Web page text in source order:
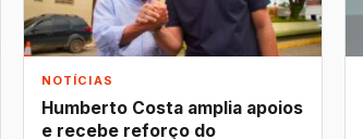
NOTÍCIAS
Humberto Costa amplia apoios
e recebe reforço do